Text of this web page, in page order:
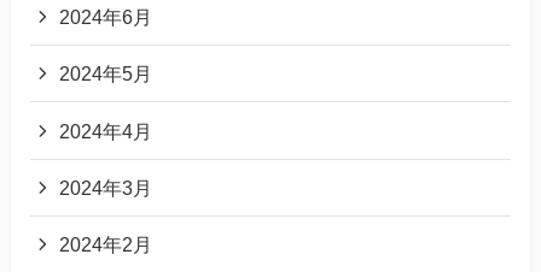
2024年6月
2024年5月
2024年4月
2024年3月
2024年2月